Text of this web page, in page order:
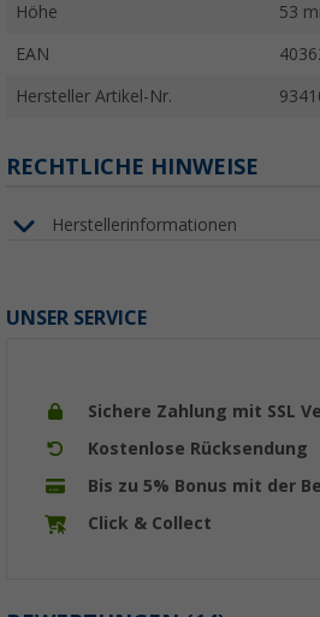
Höhe 53
EAN
Hersteller Artikel-Nr.
RECHTLICHE HINWEISE
Herstellerinformationen
UNSER SERVICE
Sichere Zahlung mit SSL
Kostenlose Rücksendung
Bis zu 5% Bonus mit der
Click & Collect